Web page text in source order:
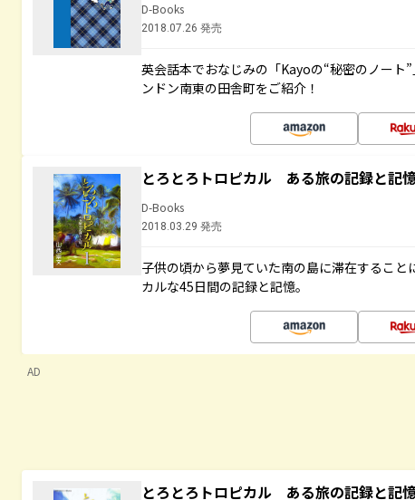
D-Books
2018.07.26 発売
英会話本でおなじみの「Kayoの“秘密のノート
ンドン南東の田舎町をご紹介！
とろとろトロピカル ある旅の記録と記
D-Books
2018.03.29 発売
子供の頃から夢見ていた南の島に滞在するこ
カルな45日間の記録と記憶。
AD
とろとろトロピカル ある旅の記録と記